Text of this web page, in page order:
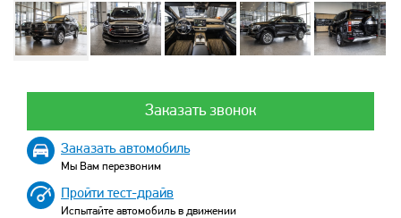
Заказать звонок
Заказать автомобиль
Мы Вам перезвоним
Пройти тест-драйв
Испытайте автомобиль в движении